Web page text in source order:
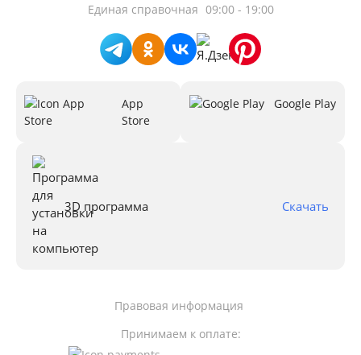
Единая справочная 09:00 - 19:00
App
Store
Google Play
3D программа Скачать
Принимаем к оплате:
Правовая информация